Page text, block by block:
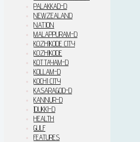
PALAKKAD-D
NEWZEALAND
NATION
MALAPPURAM-D
KOZHIKODE CITY
KOZHIKODE
KOTTAYAM-D
KOLLAM-D
KOCHI CITY
KASARAGOD-D
KANNUR-D
IDUKKI–D
HEALTH
GULF
FEATURES